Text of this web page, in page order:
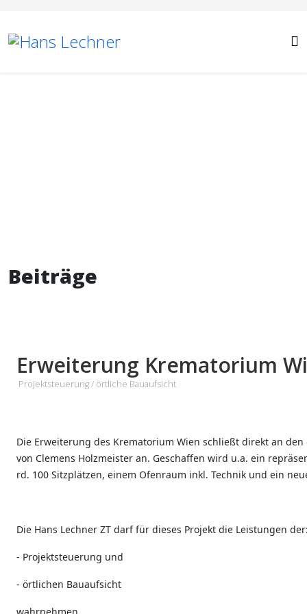
Beiträge
Erweiterung Krematorium
Projektsteuerung / örtliche Bauaufsicht
Die Erweiterung des Krematorium Wien schließt direkt an
von Clemens Holzmeister an. Geschaffen wird u.a. ein
rd. 100 Sitzplätzen, einem Ofenraum inkl. Technik und ein
Die Hans Lechner ZT darf für dieses Projekt die Leistungen
- Projektsteuerung und
- örtlichen Bauaufsicht